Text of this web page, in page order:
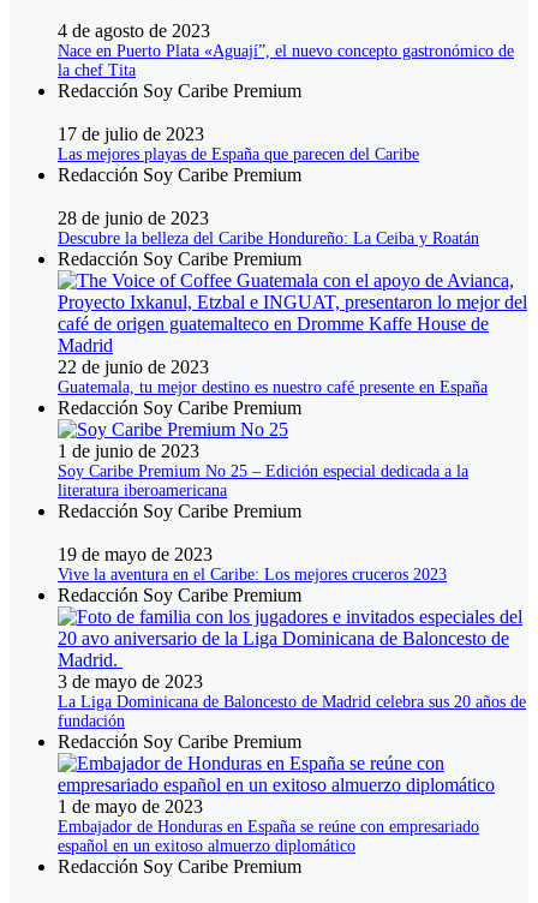
4 de agosto de 2023
Nace en Puerto Plata «Aguají”, el nuevo concepto gastronómico de
la chef Tita
Redacción Soy Caribe Premium
17 de julio de 2023
Las mejores playas de España que parecen del Caribe
Redacción Soy Caribe Premium
28 de junio de 2023
Descubre la belleza del Caribe Hondureño: La Ceiba y Roatán
Redacción Soy Caribe Premium
22 de junio de 2023
Guatemala, tu mejor destino es nuestro café presente en España
Redacción Soy Caribe Premium
1 de junio de 2023
Soy Caribe Premium No 25 – Edición especial dedicada a la
literatura iberoamericana
Redacción Soy Caribe Premium
19 de mayo de 2023
Vive la aventura en el Caribe: Los mejores cruceros 2023
Redacción Soy Caribe Premium
3 de mayo de 2023
La Liga Dominicana de Baloncesto de Madrid celebra sus 20 años de
fundación
Redacción Soy Caribe Premium
1 de mayo de 2023
Embajador de Honduras en España se reúne con empresariado
español en un exitoso almuerzo diplomático
Redacción Soy Caribe Premium